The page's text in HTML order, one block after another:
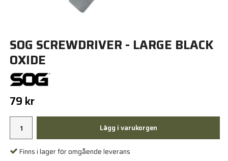
SOG SCREWDRIVER - LARGE BLACK
OXIDE
79 kr
Lägg i varukorgen
Finns i lager för omgående leverans